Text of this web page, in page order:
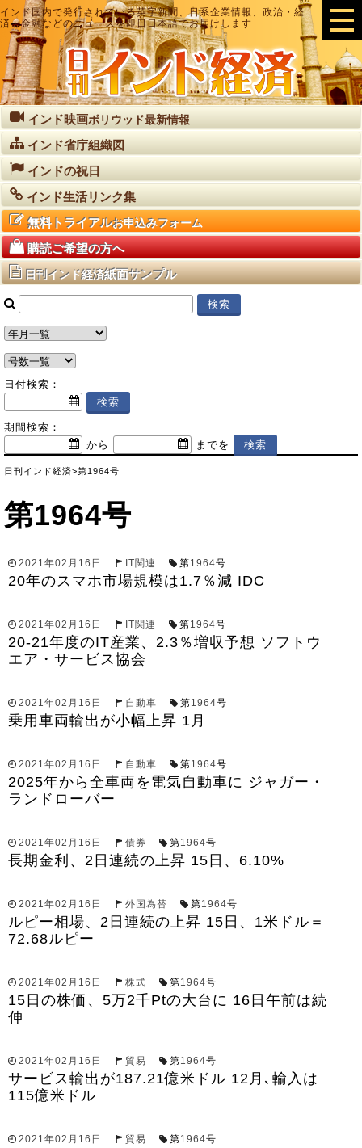
インド国内で発行されている英字新聞、日系企業情報、政治・経
済・金融などのニュースを即日日本語でお届けします
インド映画ボリウッド最新情報
インド省庁組織図
インドの祝日
インド生活リンク集
無料トライアルお申込みフォーム
購読ご希望の方へ
日刊インド経済紙面サンプル
日付検索：
期間検索：
から
までを
日刊インド経済>第1964号
第1964号
2021年02月16日 IT関連 第1964号
20年のスマホ市場規模は1.7％減 IDC
2021年02月16日 IT関連 第1964号
20-21年度のIT産業、2.3％増収予想 ソフトウ
エア・サービス協会
2021年02月16日 自動車 第1964号
乗用車両輸出が小幅上昇 1月
2021年02月16日 自動車 第1964号
2025年から全車両を電気自動車に ジャガー・
ランドローバー
2021年02月16日 債券 第1964号
長期金利、2日連続の上昇 15日、6.10%
2021年02月16日 外国為替 第1964号
ルピー相場、2日連続の上昇 15日、1米ドル＝
72.68ルピー
2021年02月16日 株式 第1964号
15日の株価、5万2千Ptの大台に 16日午前は続
伸
2021年02月16日 貿易 第1964号
サービス輸出が187.21億米ドル 12月､輸入は
115億米ドル
2021年02月16日 貿易 第1964号